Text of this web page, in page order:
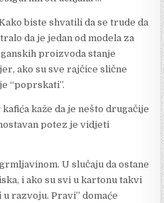
biste shvatili da se trude da
da je jedan od modela za
proizvoda stanje
ako su sve rajčice slične
“poprskati”.
kaže da je nešto drugačije
potez je vidjeti
U slučaju da ostane
i ako su svi u kartonu takvi
razvoju. Pravi” domaće